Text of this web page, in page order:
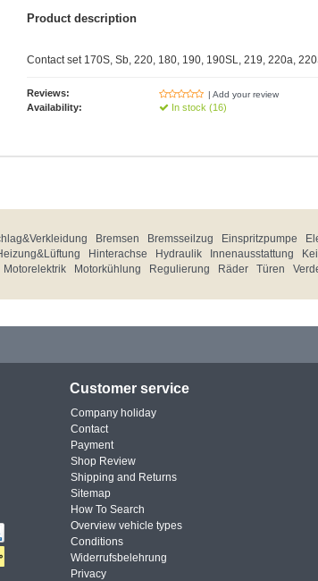
Product description
Contact set 170S, Sb, 220, 180, 190, 190SL, 219, 220a,
Reviews: | Add your review
Availability: In stock (16)
Bremsen Bremsseilzug Einspritzpumpe
Hinterachse Hydraulik Innenausstattung
Motorelektrik
Motorkühlung Regulierung Räder Türen
Customer service
Company holiday
Contact
Payment
Shop Review
Shipping and Returns
Sitemap
How To Search
Overview vehicle types
Conditions
Widerrufsbelehrung
Privacy